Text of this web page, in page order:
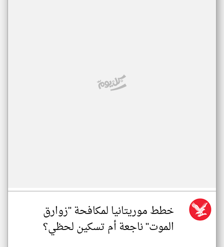
خطط موريتانيا لمكافحة "زوارق
الموت" ناجعة أم تسكين لحظي؟